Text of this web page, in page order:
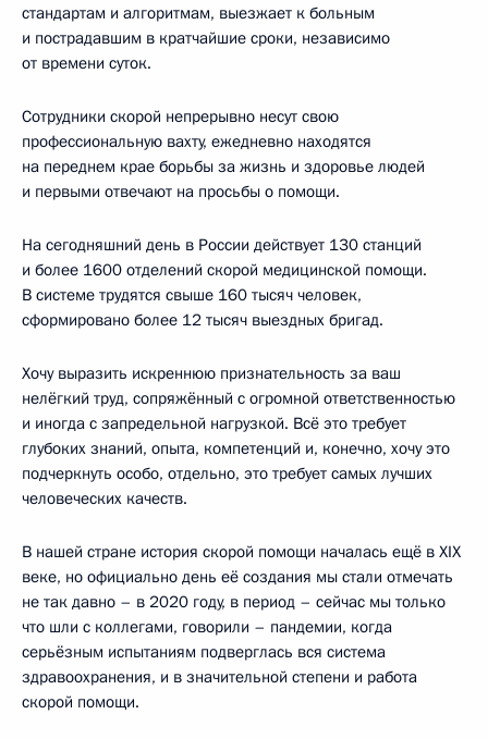
стандартам и алгоритмам, выезжает к больным
и пострадавшим в кратчайшие сроки, независимо
от времени суток.
Сотрудники скорой непрерывно несут свою
профессиональную вахту, ежедневно находятся
на переднем крае борьбы за жизнь и здоровье людей
и первыми отвечают на просьбы о помощи.
На сегодняшний день в России действует 130 станций
и более 1600 отделений скорой медицинской помощи.
В системе трудятся свыше 160 тысяч человек,
сформировано более 12 тысяч выездных бригад.
Хочу выразить искреннюю признательность за ваш
нелёгкий труд, сопряжённый с огромной ответственностью
и иногда с запредельной нагрузкой. Всё это требует
глубоких знаний, опыта, компетенций и, конечно, хочу это
подчеркнуть особо, отдельно, это требует самых лучших
человеческих качеств.
В нашей стране история скорой помощи началась ещё в XIX
веке, но официально день её создания мы стали отмечать
не так давно – в 2020 году, в период – сейчас мы только
что шли с коллегами, говорили – пандемии, когда
серьёзным испытаниям подверглась вся система
здравоохранения, и в значительной степени и работа
скорой помощи.